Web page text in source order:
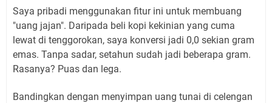
Saya pribadi menggunakan fitur ini untuk membuang
"uang jajan". Daripada beli kopi kekinian yang cuma
lewat di tenggorokan, saya konversi jadi 0,0 sekian gram
emas. Tanpa sadar, setahun sudah jadi beberapa gram.
Rasanya? Puas dan lega.
Bandingkan dengan menyimpan uang tunai di celengan